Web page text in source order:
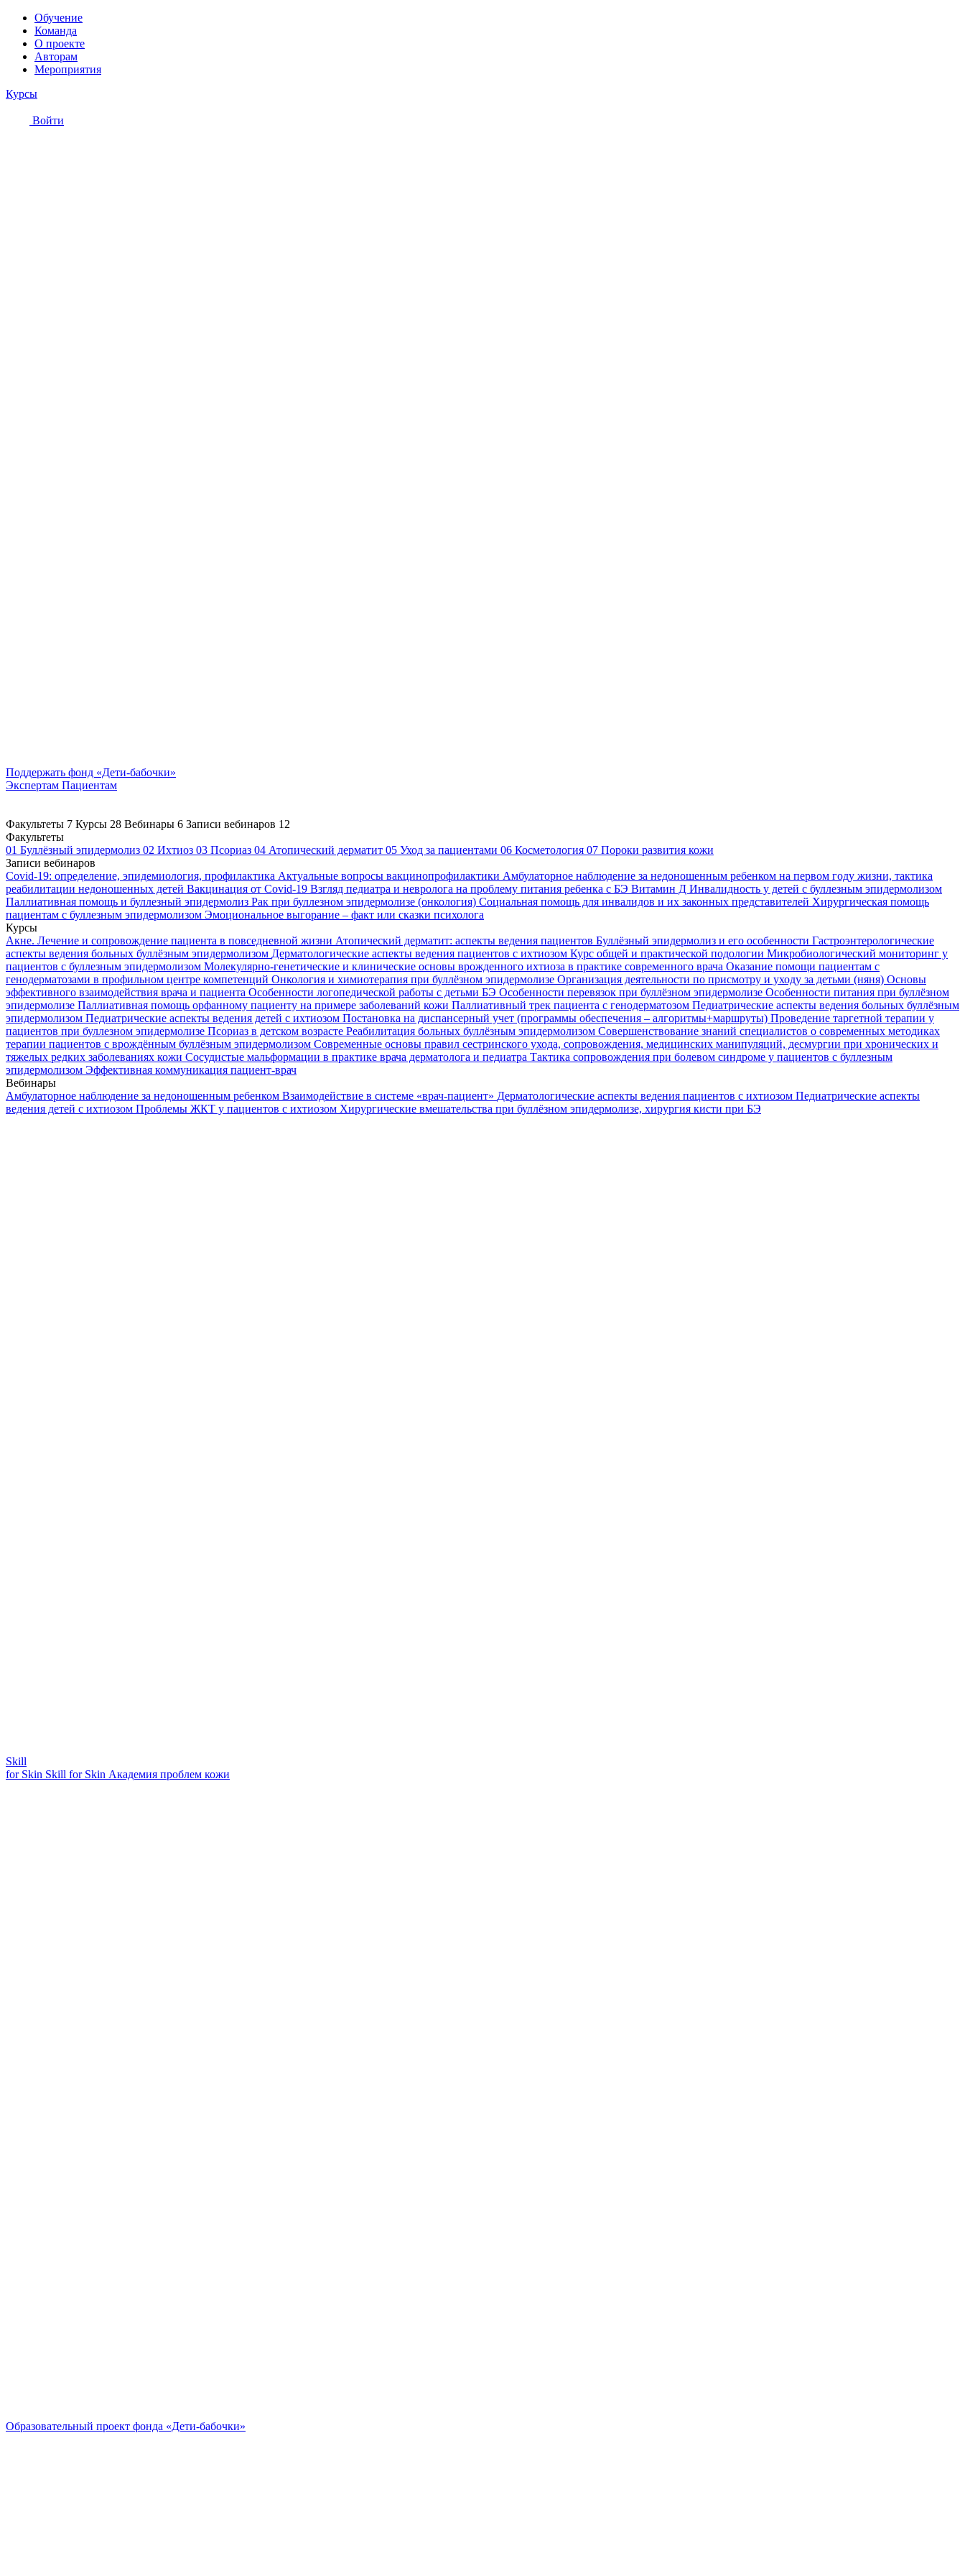
Обучение
Команда
О проекте
Авторам
Мероприятия
Курсы
Войти
Поддержать фонд «Дети-бабочки»
Экспертам Пациентам
Факультеты 7 Курсы 28 Вебинары 6 Записи вебинаров 12
Факультеты
01 Буллёзный эпидермолиз 02 Ихтиоз 03 Псориаз 04 Атопический дерматит 05 Уход за пациентами 06 Косметология 07 Пороки развития кожи
Записи вебинаров
Covid-19: определение, эпидемиология, профилактика Актуальные вопросы вакцинопрофилактики Амбулаторное наблюдение за недоношенным ребенком на первом году жизни, тактика
реабилитации недоношенных детей Вакцинация от Covid-19 Взгляд педиатра и невролога на проблему питания ребенка с БЭ Витамин Д Инвалидность у детей с буллезным эпидермолизом
Паллиативная помощь и буллезный эпидермолиз Рак при буллезном эпидермолизе (онкология) Социальная помощь для инвалидов и их законных представителей Хирургическая помощь
пациентам с буллезным эпидермолизом Эмоциональное выгорание – факт или сказки психолога
Курсы
Акне. Лечение и сопровождение пациента в повседневной жизни Атопический дерматит: аспекты ведения пациентов Буллёзный эпидермолиз и его особенности Гастроэнтерологические
аспекты ведения больных буллёзным эпидермолизом Дерматологические аспекты ведения пациентов с ихтиозом Курс общей и практической подологии Микробиологический мониторинг у
пациентов с буллезным эпидермолизом Молекулярно-генетические и клинические основы врожденного ихтиоза в практике современного врача Оказание помощи пациентам с
генодерматозами в профильном центре компетенций Онкология и химиотерапия при буллёзном эпидермолизе Организация деятельности по присмотру и уходу за детьми (няня) Основы
эффективного взаимодействия врача и пациента Особенности логопедической работы с детьми БЭ Особенности перевязок при буллёзном эпидермолизе Особенности питания при буллёзном
эпидермолизе Паллиативная помощь орфанному пациенту на примере заболеваний кожи Паллиативный трек пациента с генодерматозом Педиатрические аспекты ведения больных буллёзным
эпидермолизом Педиатрические аспекты ведения детей с ихтиозом Постановка на диспансерный учет (программы обеспечения – алгоритмы+маршруты) Проведение таргетной терапии у
пациентов при буллезном эпидермолизе Псориаз в детском возрасте Реабилитация больных буллёзным эпидермолизом Совершенствование знаний специалистов о современных методиках
терапии пациентов с врождённым буллёзным эпидермолизом Современные основы правил сестринского ухода, сопровождения, медицинских манипуляций, десмургии при хронических и
тяжелых редких заболеваниях кожи Сосудистые мальформации в практике врача дерматолога и педиатра Тактика сопровождения при болевом синдроме у пациентов с буллезным
эпидермолизом Эффективная коммуникация пациент-врач
Вебинары
Амбулаторное наблюдение за недоношенным ребенком Взаимодействие в системе «врач-пациент» Дерматологические аспекты ведения пациентов с ихтиозом Педиатрические аспекты
ведения детей с ихтиозом Проблемы ЖКТ у пациентов с ихтиозом Хирургические вмешательства при буллёзном эпидермолизе, хирургия кисти при БЭ
Skill
for Skin Skill for Skin Академия проблем кожи
Образовательный проект фонда «Дети-бабочки»